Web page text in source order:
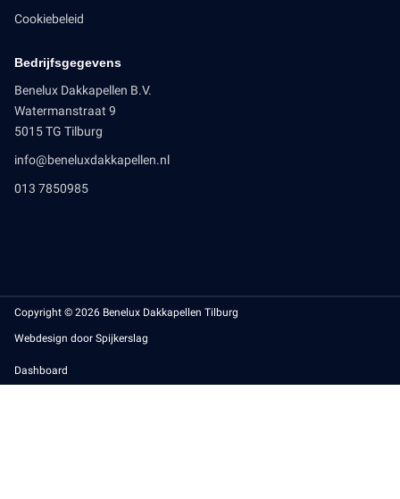
Cookiebeleid
Bedrijfsgegevens
Benelux Dakkapellen B.V.
Watermanstraat 9
5015 TG Tilburg
info@beneluxdakkapellen.nl
013 7850985
Copyright © 2026 Benelux Dakkapellen Tilburg
Webdesign door Spijkerslag
Dashboard